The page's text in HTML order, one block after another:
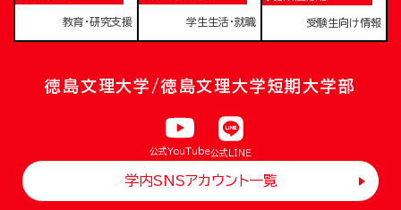
教育・研究支援 学生生活・就職 受験生向け情報
徳島文理大学/徳島文理大学短期大学部
公式YouTube公式LINE
学内SNSアカウント一覧